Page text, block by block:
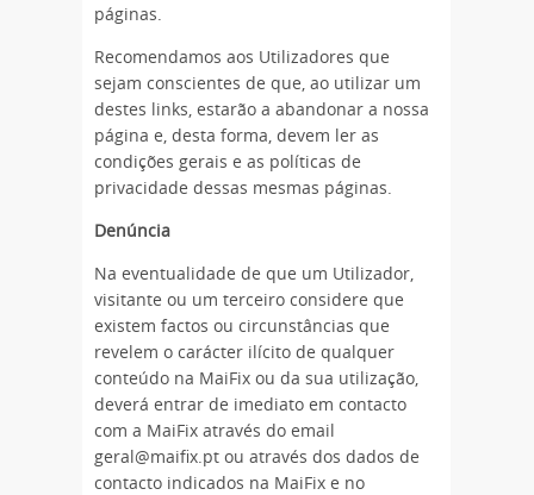
páginas.
Recomendamos aos Utilizadores que
sejam conscientes de que, ao utilizar um
destes links, estarão a abandonar a nossa
página e, desta forma, devem ler as
condições gerais e as políticas de
privacidade dessas mesmas páginas.
Denúncia
Na eventualidade de que um Utilizador,
visitante ou um terceiro considere que
existem factos ou circunstâncias que
revelem o carácter ilícito de qualquer
conteúdo na MaiFix ou da sua utilização,
deverá entrar de imediato em contacto
com a MaiFix através do email
geral@maifix.pt ou através dos dados de
contacto indicados na MaiFix e no